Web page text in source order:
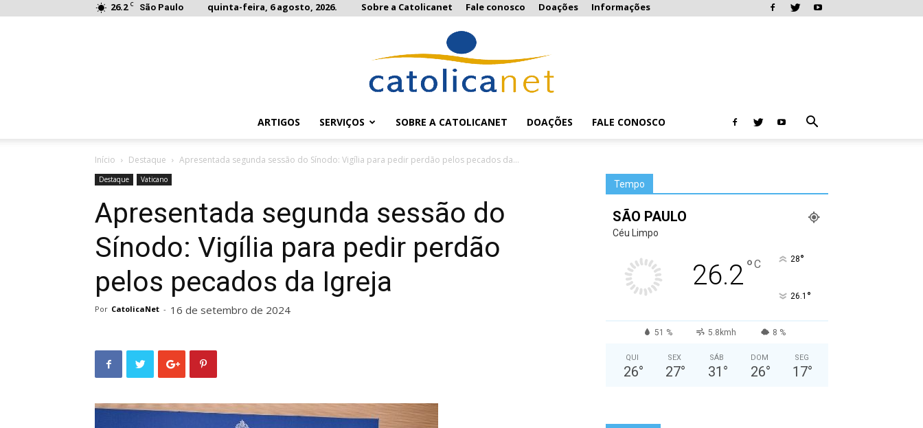
26.2 C São Paulo quinta-feira, 6 agosto, 2026. Sobre a Catolicanet Fale conosco Doações Informações
ARTIGOS SERVIÇOS SOBRE A CATOLICANET DOAÇÕES FALE CONOSCO
Início Destaque Apresentada segunda sessão do Sínodo: Vigília para pedir perdão pelos pecados da...
Destaque Vaticano
Apresentada segunda sessão do
Sínodo: Vigília para pedir perdão
pelos pecados da Igreja
Por CatolicaNet - 16 de setembro de 2024
Tempo
SÃO PAULO
Céu Limpo
26.2°C 28°
26.1 °
51 % 5.8kmh 8 %
QUI
26°
SEX
27°
SÁB
31 °
DOM
26°
SEG
17°